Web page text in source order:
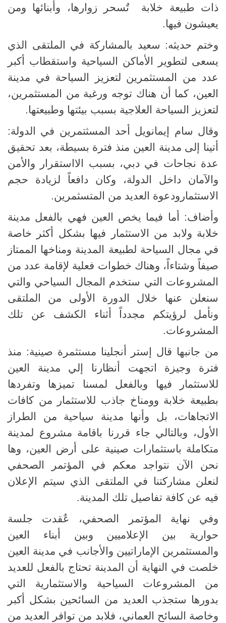
ذات طبيعة خلابة
تٌسحر زوارها، وأبنائها ومن
يعيشون فيها.
وختم حديثه: سعيد بالمشاركة في الملتقى الذي
يسعى لتطوير الأماكن السياحية واستقطاب أكبر
عدد من المستثمرين لتعزيز السياحة في مدينة
العين، كما أن هناك توجه ورغبة من المستثمرين،
لتعزيز السياحة العلاجية بسبب بيئتها وطبيعتها.
وقال سام إيمانويل أحد المسثتمرين في الدولة:
أتينا إلى مدينة العين منذ فترة بسيطة، بعد تحقيق
عدة نجاحات في دبي، بسبب الااستقرار والأمن
والآمان داخل الدولة، وكان دافعاً لزيادة حجم
الاستثمارودعوة العديد من المتسثمرين.
وأضاف: أما فيما يخص العين فهي بالفعل مدينة
خلابة ولابد من الاستثمار فيها بشكل أكثر خاصة
في مجال السياحة لطبيعة المدينة ومناخها الممتاز
صيفاً وشتاءاً، وهناك خطوات فعلية لإقامة عدد من
المشروعات التي ستخدم المجال السياحي والتي
سنعلن عنها خلال الدورة الأولى من الملتقى
ونأمل لرؤيتكم مجدداً أثناء الكشف عن تلك
المشروعات.
من جانبها قال إستر أنجلينا مستثمرة صينية: منذ
فترة وجيزة اتجهت أنظارنا إلي مدينة العين
للاستثمار فيها وبالفعل لمسنا تميزها وتفردها
بطبيعة خلابة وومناخ جاذب للاستثمار من كافات
الاتجاهات، بل وأنها مدينة سياحية من الطراز
الأول، وبالتالي جاء قررنا باقامة مشروع لمدينة
متكاملة باستثمارات صينية على أرض العين، وها
نحن الآن نتواجد معكم في المؤتمر الصحفي
لنعلن مشاركتنا في الملتقى الذي سيتم الإعلان
فيه عن كافة تفاصيل تلك المدينة.
وفي نهاية المؤتمر الصحفي، عٌقدت جلسة
حوارية بين الإعلاميين وبين أبناء العين
والمستثمرين الإماراتيين والأجانب في مدينة العين
خلصت في النهاية أن المدينة تحتاج بالفعل للعديد
من المشروعات السياحية والاستثمارية التي
بدورها ستجذب العديد من السائحين بشكل أكبر
وخاصة السائح العماني، فلابد من توافر العديد من